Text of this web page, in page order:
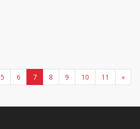
5 6 7 8 9 10 11 »